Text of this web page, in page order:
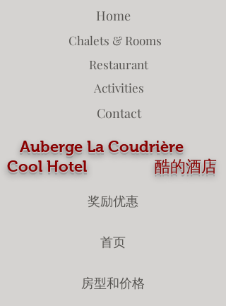
Home
Chalets & Rooms
Restaurant
Activities
Contact
Auberge La Coudrière
Cool Hotel 酷的酒店
奖励优惠
首页
房型和价格